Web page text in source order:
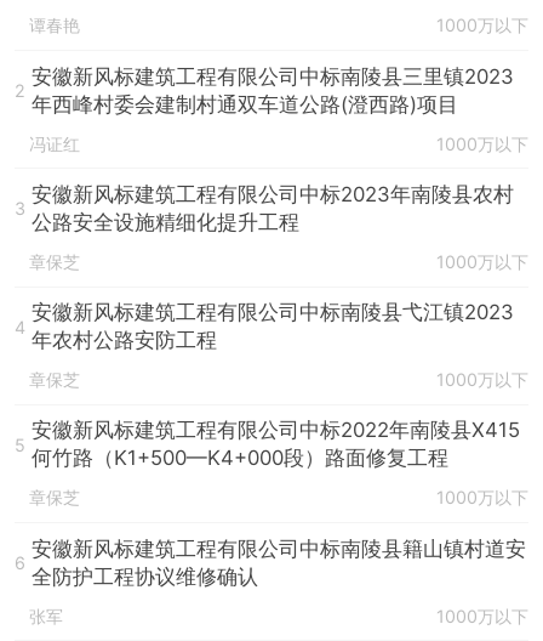
谭春艳 1000万以下
2
安徽新风标建筑工程有限公司中标南陵县三里镇2023
年西峰村委会建制村通双车道公路(澄西路)项目
冯证红 1000万以下
3
安徽新风标建筑工程有限公司中标2023年南陵县农村
公路安全设施精细化提升工程
章保芝 1000万以下
4
安徽新风标建筑工程有限公司中标南陵县弋江镇2023
年农村公路安防工程
章保芝 1000万以下
5
安徽新风标建筑工程有限公司中标2022年南陵县X415
何竹路（K1+500—K4+000段）路面修复工程
章保芝 1000万以下
6
安徽新风标建筑工程有限公司中标南陵县籍山镇村道安
全防护工程协议维修确认
张军 1000万以下